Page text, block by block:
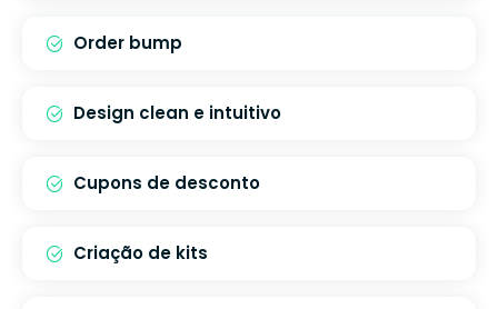
Order bump
Design clean e intuitivo
Cupons de desconto
Criação de kits